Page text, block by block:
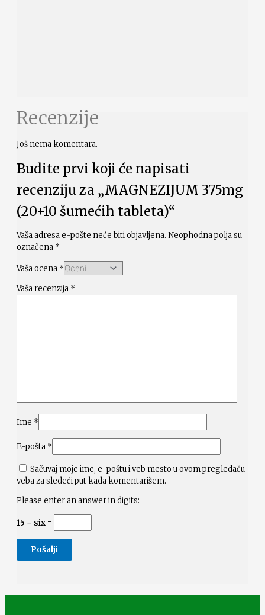
Recenzije
Još nema komentara.
Budite prvi koji će napisati
recenziju za „MAGNEZIJUM 375mg
(20+10 šumećih tableta)“
Vaša adresa e-pošte neće biti objavljena. Neophodna polja su
označena *
Vaša ocena *
Vaša recenzija *
Ime *
E-pošta *
Sačuvaj moje ime, e-poštu i veb mesto u ovom pregledaču
veba za sledeći put kada komentarišem.
Please enter an answer in digits:
15 − six =